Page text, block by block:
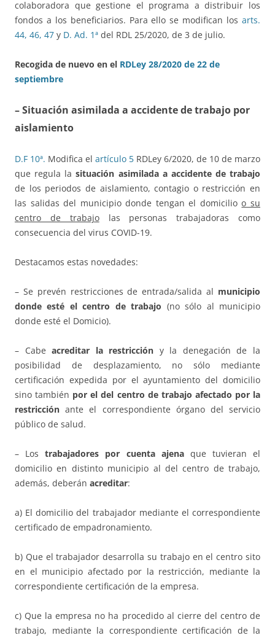
colaboradora que gestione el programa a distribuir los
fondos a los beneficiarios. Para ello se modifican los arts.
44, 46, 47 y D. Ad. 1ª del RDL 25/2020, de 3 de julio.
Recogida de nuevo en el RDLey 28/2020 de 22 de
septiembre
– Situación asimilada a accidente de trabajo por
aislamiento
D.F 10ª. Modifica el artículo 5 RDLey 6/2020, de 10 de marzo
que regula lasituación asimilada a accidente de trabajo
de los periodos de aislamiento, contagio o restricción en
las salidas del municipio donde tengan el domicilioo su
centro de trabajolas personas trabajadoras como
consecuencia del virus COVID-19.
Destacamos estas novedades:
– Se prevén restricciones de entrada/salida al municipio
donde esté el centro de trabajo (no sólo al municipio
donde esté el Domicio).
– Cabeacreditar la restricción y la denegación de la
posibilidad de desplazamiento, no sólo mediante
certificación expedida por el ayuntamiento del domicilio
sino también por el del centro de trabajo afectado por la
restricción ante el correspondiente órgano del servicio
público de salud.
– Lostrabajadores por cuenta ajenaque tuvieran el
domicilio en distinto municipio al del centro de trabajo,
además, deberán acreditar:
a) El domicilio del trabajador mediante el correspondiente
certificado de empadronamiento.
b) Que el trabajador desarrolla su trabajo en el centro sito
en el municipio afectado por la restricción, mediante la
correspondiente certificación de la empresa.
c) Que la empresa no ha procedido al cierre del centro de
trabajo, mediante la correspondiente certificación de la